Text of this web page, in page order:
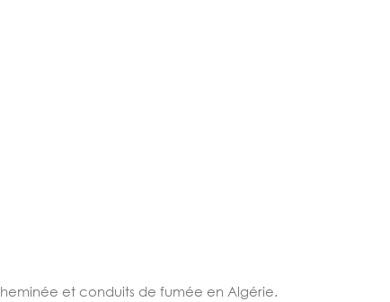
et conduits de fumée en Algérie.